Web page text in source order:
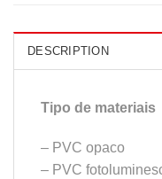
DESCRIPTION
Tipo de materiais
– PVC opaco
– PVC